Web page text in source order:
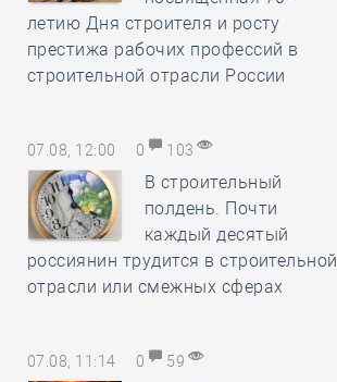
летию Дня строителя и росту
престижа рабочих профессий в
строительной отрасли России
07.08, 12:00 0 103
В строительный
полдень. Почти
каждый десятый
россиянин трудится в строительной
отрасли или смежных сферах
07.08, 11:14 0 59